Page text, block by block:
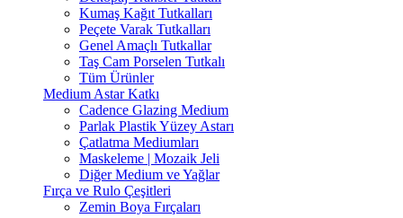
Kumaş Kağıt Tutkalları
Peçete Varak Tutkalları
Genel Amaçlı Tutkallar
Taş Cam Porselen Tutkalı
Tüm Ürünler
Medium Astar Katkı
Cadence Glazing Medium
Parlak Plastik Yüzey Astarı
Çatlatma Mediumları
Maskeleme | Mozaik Jeli
Diğer Medium ve Yağlar
Fırça ve Rulo Çeşitleri
Zemin Boya Fırçaları